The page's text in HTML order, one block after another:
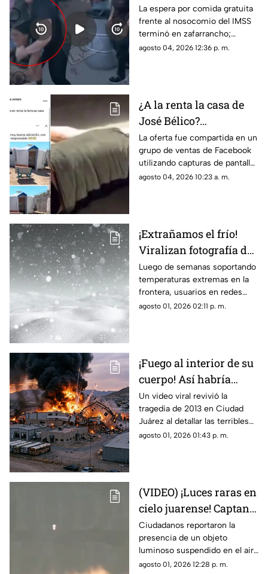
protagonizan peculiar
riña con jalones de
cabello en fila de
burritos y desatan
La espera por comida gratuita
frente al nosocomio del IMSS
terminó en zafarrancho;
testigos tuvieron que
agosto 04, 2026 12:36 p. m.
¿A la renta la casa de
José Bélico?
Publicación en redes
desata diversas
opiniones en Ciudad
Juárez
La oferta fue compartida en un
grupo de ventas de Facebook
utilizando capturas de pantalla
tomadas del canal Unique
agosto 04, 2026 10:23 a. m.
¡Extrañamos el frío!
Viralizan fotografía del
Cerro de la Biblia con
nieve tras días con más
de 40 grados en Juárez
Luego de semanas soportando
temperaturas extremas en la
frontera, usuarios en redes
sociales añoran las nevadas de
agosto 01, 2026 02:11 p. m.
¡Fuego al interior de su
cuerpo! Así habría
muerto una de las
víctimas de la
explosión de una
maquiladora en Ciudad
Un video viral revivió la
tragedia de 2013 en Ciudad
Juárez al detallar las terribles
quemaduras internas que
agosto 01, 2026 01:43 p. m.
(VIDEO) ¡Luces raras en
cielo juarense! Captan
luz de extraña forma
que asemeja un OVNI
Ciudadanos reportaron la
presencia de un objeto
luminoso suspendido en el aire
que no coincidía con drones ni
agosto 01, 2026 12:28 p. m.